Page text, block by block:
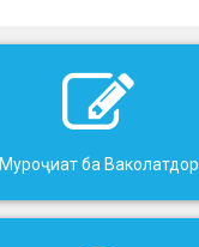
Муроҷиат ба Ваколатдор